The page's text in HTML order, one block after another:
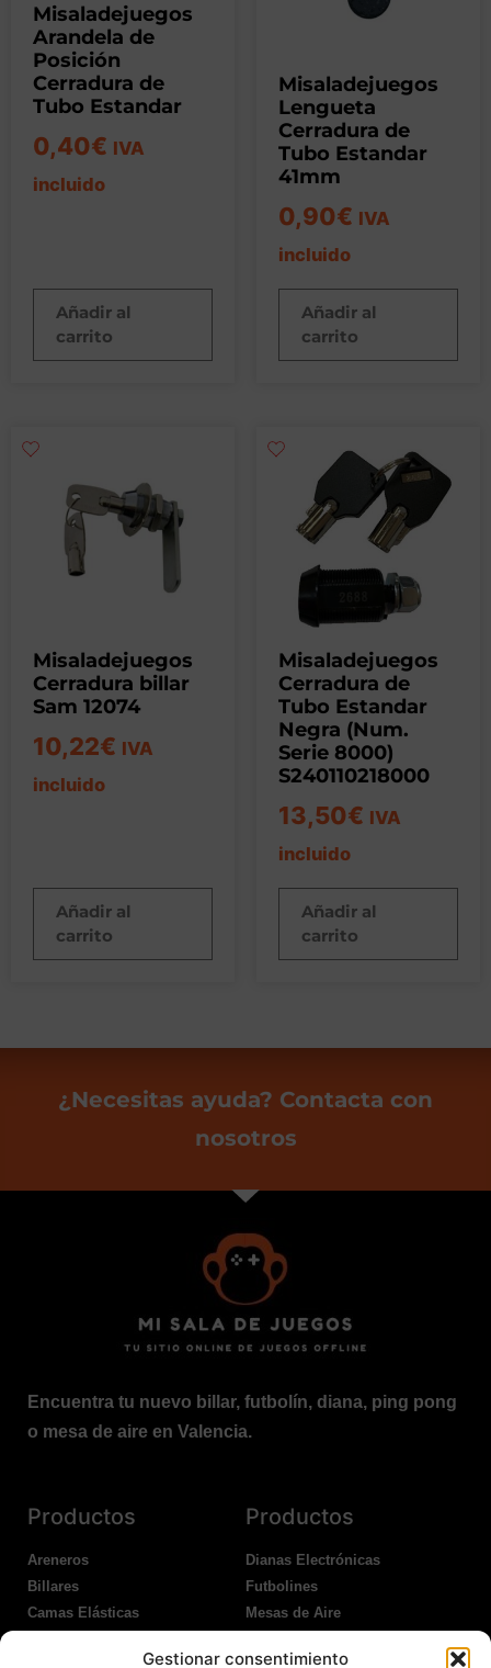
Gestionar consentimiento
Misaladejuegos
Arandela de
Posición
Cerradura de
Tubo Estandar
0,40€ IVA
incluido
Añadir al
carrito
Misaladejuegos
Lengueta
Cerradura de
Tubo Estandar
41mm
0,90€ IVA
incluido
Añadir al
carrito
Misaladejuegos
Cerradura billar
Sam 12074
10,22€ IVA
incluido
Añadir al
carrito
Misaladejuegos
Cerradura de
Tubo Estandar
Negra (Num.
Serie 8000)
S240110218000
13,50€ IVA
incluido
Añadir al
carrito
¿Necesitas ayuda? Contacta con
nosotros
Encuentra tu nuevo billar, futbolín, diana, ping pong
o mesa de aire en Valencia.
Productos
Areneros
Billares
Camas Elásticas
Productos
Dianas Electrónicas
Futbolines
Mesas de Aire